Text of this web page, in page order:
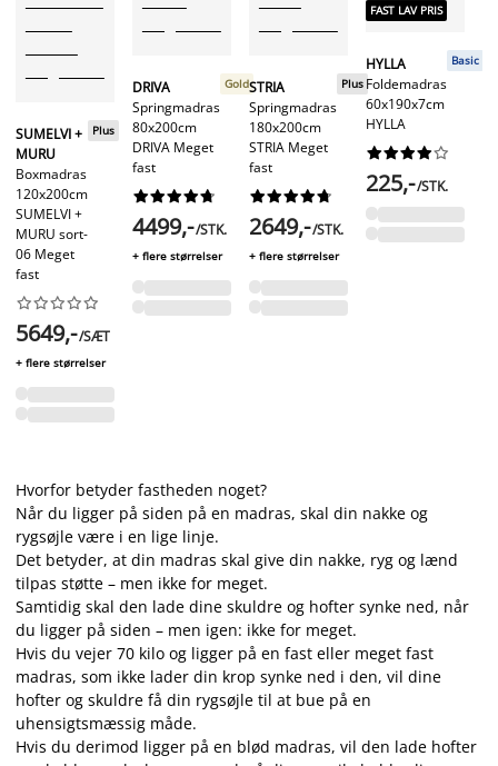
SUMELVI +
MURU
Boxmadras
120x200cm
SUMELVI +
MURU sort-
06 Meget
fast
Plus






5649,-/SÆT
+ flere størrelser
DRIVA
Springmadras
80x200cm
DRIVA Meget
fast
Gold






4499,-/STK.
+ flere størrelser
STRIA
Springmadras
180x200cm
STRIA Meget
fast
Plus






2649,-/STK.
+ flere størrelser
FAST LAV PRIS
HYLLA
Foldemadras
60x190x7cm
HYLLA
Basic






225,-/STK.
Hvorfor betyder fastheden noget?
Når du ligger på siden på en madras, skal din nakke og
rygsøjle være i en lige linje.
Det betyder, at din madras skal give din nakke, ryg og lænd
tilpas støtte – men ikke for meget.
Samtidig skal den lade dine skuldre og hofter synke ned, når
du ligger på siden – men igen: ikke for meget.
Hvis du vejer 70 kilo og ligger på en fast eller meget fast
madras, som ikke lader din krop synke ned i den, vil dine
hofter og skuldre få din rygsøjle til at bue på en
uhensigtsmæssig måde.
Hvis du derimod ligger på en blød madras, vil den lade hofter